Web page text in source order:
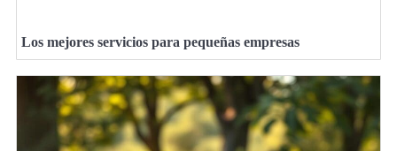
Los mejores servicios para pequeñas empresas